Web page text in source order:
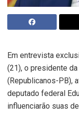
Em entrevista
(21), o presidente
(Republicanos-PB),
deputado federal
influenciarão suas